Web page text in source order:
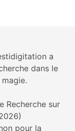
a
dans le
Recherche sur
pour la